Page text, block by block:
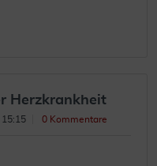
Herzkrankheit
15:15 0 Kommentare